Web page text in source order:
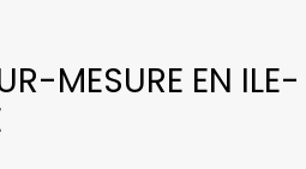
MESURE EN ILE-